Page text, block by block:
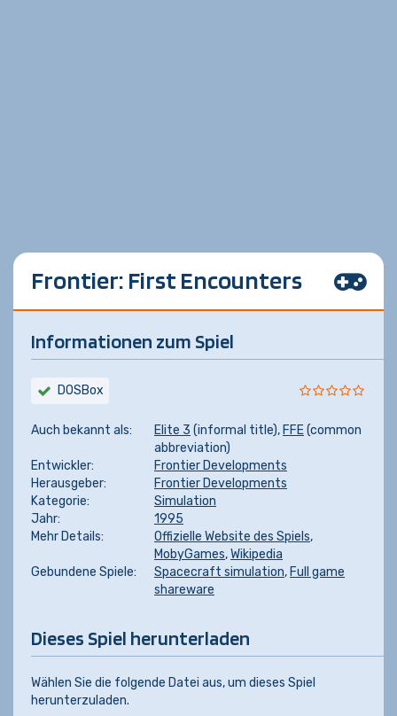
Frontier: First Encounters
Informationen zum Spiel
DOSBox
Auch bekannt als: Elite 3 (informal title), FFE(common
abbreviation)
Entwickler:
Frontier Developments
Herausgeber:
Frontier Developments
Kategorie:
Simulation
Jahr:
1995
Mehr Details:
Offizielle Website des Spiels,
MobyGames,Wikipedia
Gebundene Spiele:
Spacecraft simulation, Full game
shareware
Dieses Spiel herunterladen
Wählen Sie die folgende Datei aus, um dieses Spiel
herunterzuladen.